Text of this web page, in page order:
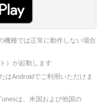
機種では正常に動作しない場合
）が起動します
はAndroidでご利用いただけま
は、米国および他国の